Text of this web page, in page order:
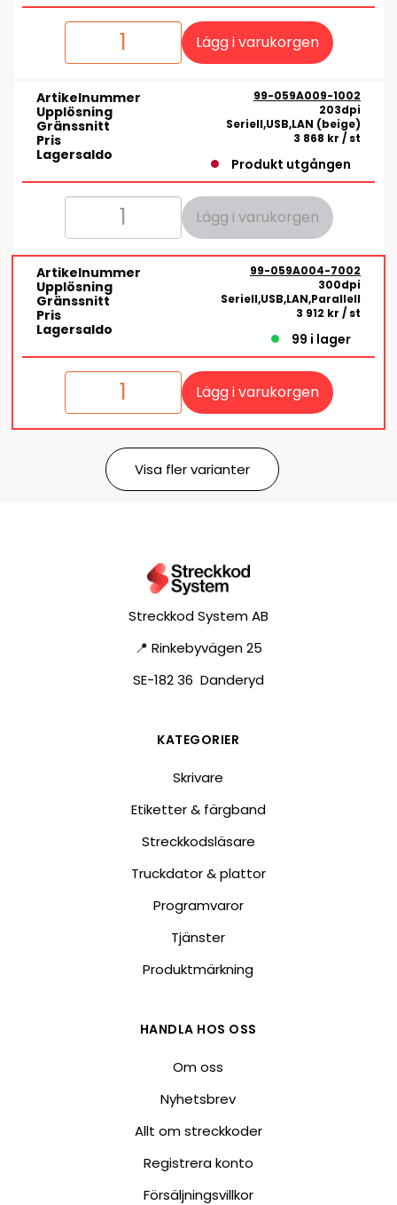
Lägg i varukorgen
Artikelnummer 99-059A009-1002
Upplösning 203dpi
Gränssnitt Seriell,USB,LAN (beige)
Pris 3 868 kr / st
Lagersaldo
Produkt utgången
Lägg i varukorgen
Artikelnummer 99-059A004-7002
Upplösning 300dpi
Gränssnitt Seriell,USB,LAN,Parallell
Pris 3 912 kr / st
Lagersaldo
99 i lager
Lägg i varukorgen
Visa fler varianter
Streckkod System AB
📍 Rinkebyvägen 25
SE-182 36 Danderyd
KATEGORIER
Skrivare
Etiketter & färgband
Streckkodsläsare
Truckdator & plattor
Programvaror
Tjänster
Produktmärkning
HANDLA HOS OSS
Om oss
Nyhetsbrev
Allt om streckkoder
Registrera konto
Försäljningsvillkor